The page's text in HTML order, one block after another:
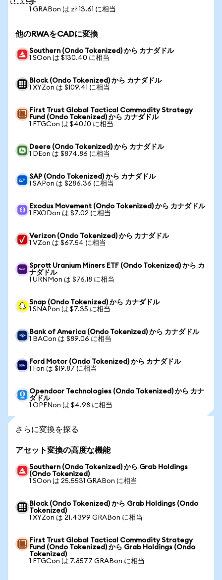
チ
1 GRABon は zł 13.61 に相当
他のRWAをCADに変換
Southern (Ondo Tokenized) から カナダドル
1 SOon は $130.40 に相当
Block (Ondo Tokenized) から カナダドル
1 XYZon は $109.41 に相当
First Trust Global Tactical Commodity Strategy
Fund (Ondo Tokenized) から カナダドル
1 FTGCon は $40.10 に相当
Deere (Ondo Tokenized) から カナダドル
1 DEon は $874.86 に相当
SAP (Ondo Tokenized) から カナダドル
1 SAPon は $286.36 に相当
Exodus Movement (Ondo Tokenized) から カナダドル
1 EXODon は $7.02 に相当
Verizon (Ondo Tokenized) から カナダドル
1 VZon は $67.54 に相当
Sprott Uranium Miners ETF (Ondo Tokenized) から カ
ナダドル
1 URNMon は $76.18 に相当
Snap (Ondo Tokenized) から カナダドル
1 SNAPon は $7.35 に相当
Bank of America (Ondo Tokenized) から カナダドル
1 BACon は $89.06 に相当
Ford Motor (Ondo Tokenized) から カナダドル
1 Fon は $19.87 に相当
Opendoor Technologies (Ondo Tokenized) から カナ
ダドル
1 OPENon は $4.98 に相当
さらに変換を探る
アセット変換の高度な機能
Southern (Ondo Tokenized) から Grab Holdings
(Ondo Tokenized)
1 SOon は 25.5531 GRABon に相当
Block (Ondo Tokenized) から Grab Holdings (Ondo
Tokenized)
1 XYZon は 21.4399 GRABon に相当
First Trust Global Tactical Commodity Strategy
Fund (Ondo Tokenized) から Grab Holdings (Ondo
Tokenized)
1 FTGCon は 7.8577 GRABon に相当